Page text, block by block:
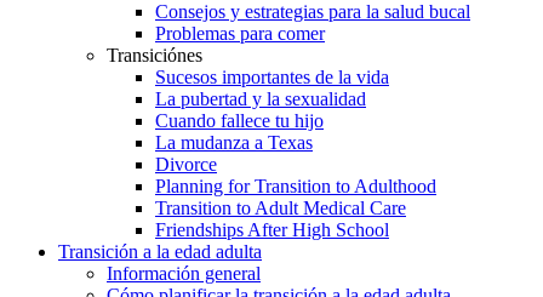
Consejos y estrategias para la salud bucal
Problemas para comer
Transiciónes
Sucesos importantes de la vida
La pubertad y la sexualidad
Cuando fallece tu hijo
La mudanza a Texas
Divorce
Planning for Transition to Adulthood
Transition to Adult Medical Care
Friendships After High School
Transición a la edad adulta
Información general